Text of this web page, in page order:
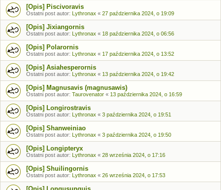
[Opis] Piscivoravis
Ostatni post autor: Lythronax « 27 października 2024, o 19:09
[Opis] Jixiangornis
Ostatni post autor: Lythronax « 18 października 2024, o 06:56
[Opis] Polarornis
Ostatni post autor: Lythronax « 17 października 2024, o 13:52
[Opis] Asiahesperornis
Ostatni post autor: Lythronax « 13 października 2024, o 19:42
[Opis] Magnusavis (magnusawis)
Ostatni post autor: Taurovenator « 13 października 2024, o 16:59
[Opis] Longirostravis
Ostatni post autor: Lythronax « 3 października 2024, o 19:51
[Opis] Shanweiniao
Ostatni post autor: Lythronax « 3 października 2024, o 19:50
[Opis] Longipteryx
Ostatni post autor: Lythronax « 28 września 2024, o 17:16
[Opis] Shuilingornis
Ostatni post autor: Lythronax « 26 września 2024, o 17:53